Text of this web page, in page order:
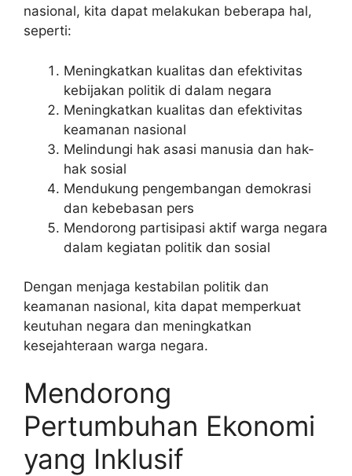
nasional, kita dapat melakukan beberapa hal,
seperti:
Meningkatkan kualitas dan efektivitas
kebijakan politik di dalam negara
Meningkatkan kualitas dan efektivitas
keamanan nasional
Melindungi hak asasi manusia dan hak-
hak sosial
Mendukung pengembangan demokrasi
dan kebebasan pers
Mendorong partisipasi aktif warga negara
dalam kegiatan politik dan sosial
Dengan menjaga kestabilan politik dan
keamanan nasional, kita dapat memperkuat
keutuhan negara dan meningkatkan
kesejahteraan warga negara.
Mendorong
Pertumbuhan Ekonomi
yang Inklusif